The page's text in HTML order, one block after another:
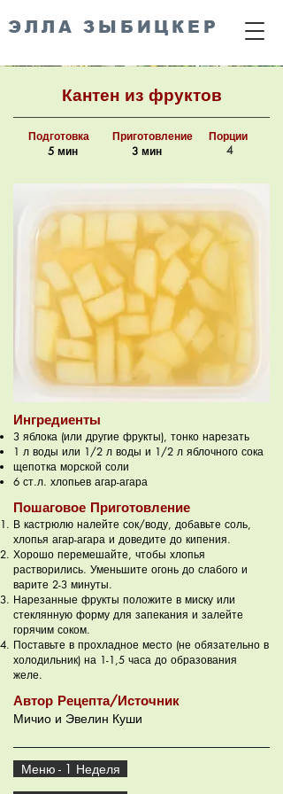
ЭЛЛА ЗЫБИЦКЕР
Кантен из фруктов
Подготовка
5 мин
Приготовление
3 мин
Порции
4
Ингредиенты
3 яблока (или другие фрукты), тонко нарезать
1 л воды или 1/2 л воды и 1/2 л яблочного сока
щепотка морской соли
6 ст.л. хлопьев агар-агара
Пошаговое Приготовление
В кастрюлю налейте сок/воду, добавьте соль,
хлопья агар-агара и доведите до кипения.
Хорошо перемешайте, чтобы хлопья
растворились. Уменьшите огонь до слабого и
варите 2-3 минуты.
Нарезанные фрукты положите в миску или
стеклянную форму для запекания и залейте
горячим соком.
Поставьте в прохладное место (не обязательно в
холодильник) на 1-1,5 часа до образования
желе.
Автор Рецепта/Источник
Мичио и Эвелин Куши
Меню - 1 Неделя